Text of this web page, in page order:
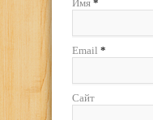
Имя *
Email *
Сайт